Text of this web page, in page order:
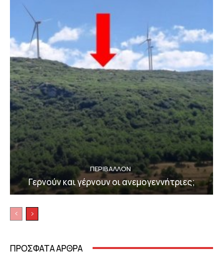
ΠΕΡΙΒΆΛΛΟΝ
Γερνούν και γέρνουν οι ανεμογεννήτριες;
ΠΡΟΣΦΑΤΑ ΑΡΘΡΑ